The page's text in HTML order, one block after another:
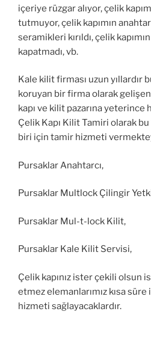
içeriye rüzgar alıyor, çelik
tutmuyor, çelik kapımın
seramikleri kırıldı, çelik
kapatmadı, vb.
Kale kilit firması uzun yıllardır
koruyan bir firma olarak
kapı ve kilit pazarına yeterince
Çelik Kapı Kilit Tamiri olarak bu
biri için tamir hizmeti
Pursaklar Anahtarcı,
Pursaklar Multlock Çilingir
Pursaklar Mul-t-lock Kilit,
Pursaklar Kale Kilit Servisi,
Çelik kapınız ister çekili olsun
etmez elemanlarımız kısa
hizmeti sağlayacaklardır.